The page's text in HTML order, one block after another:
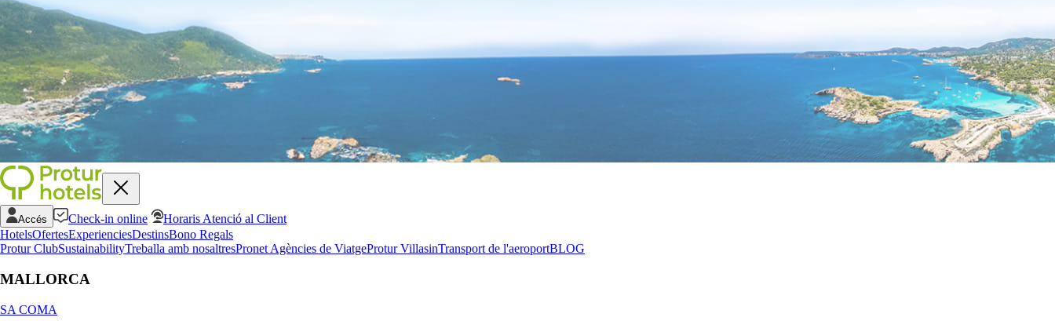
Accés Check-in online
Horaris Atenció al Client
HotelsOfertesExperienciesDestinsBono Regals
Protur ClubSustainabilityTreballa amb nosaltresPronet Agències de ViatgeProtur VillasinTransport de l'aeroportBLOG
MALLORCA
SA COMA